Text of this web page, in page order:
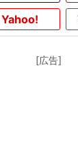
Yahoo!
[広告]